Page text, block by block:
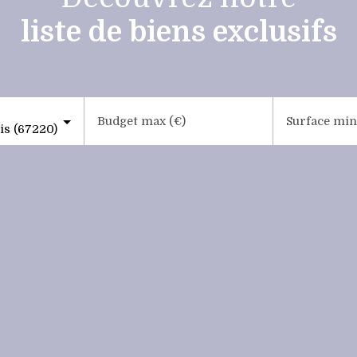
liste de biens exclusifs
(67220)
Budget max (€) Surface